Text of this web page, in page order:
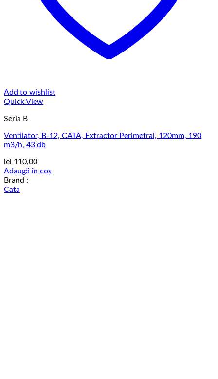
Add to wishlist
Quick View
Seria B
Ventilator, B-12, CATA, Extractor Perimetral, 120mm, 190
m3/h, 43 db
lei 110,00
Adaugă în coș
Brand :
Cata